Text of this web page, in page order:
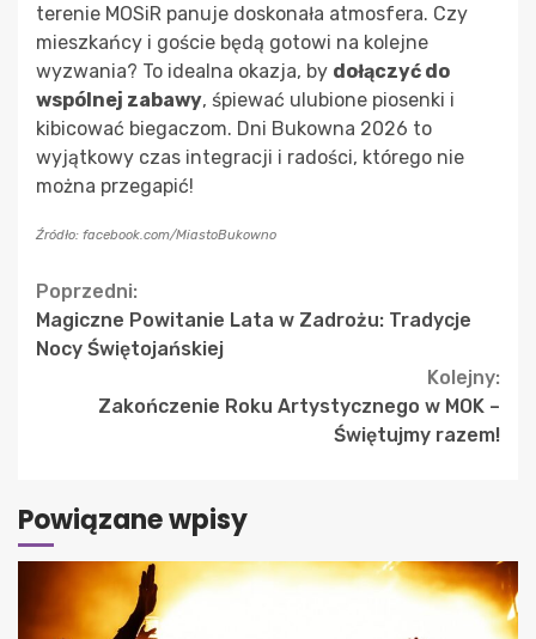
terenie MOSiR panuje doskonała atmosfera. Czy
mieszkańcy i goście będą gotowi na kolejne
wyzwania? To idealna okazja, by dołączyć do
wspólnej zabawy, śpiewać ulubione piosenki i
kibicować biegaczom. Dni Bukowna 2026 to
wyjątkowy czas integracji i radości, którego nie
można przegapić!
Źródło: facebook.com/MiastoBukowno
Continue
Reading
Poprzedni:
Magiczne Powitanie Lata w Zadrożu: Tradycje
Nocy Świętojańskiej
Kolejny:
Zakończenie Roku Artystycznego w MOK –
Świętujmy razem!
Powiązane wpisy